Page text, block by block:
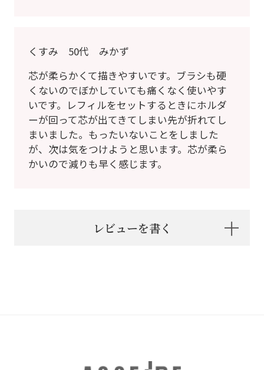
くすみ 50代 みかず
芯が柔らかくて描きやすいです。ブラシも硬
くないのでぼかしていても痛くなく使いやす
いです。レフィルをセットするときにホルダ
ーが回って芯が出てきてしまい先が折れてし
まいました。もったいないことをしました
が、次は気をつけようと思います。芯が柔ら
かいので減りも早く感じます。
レビューを書く